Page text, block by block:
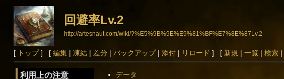
回避率Lv.2
http://artesnaut.com/wiki/?%E5%9B%9E%E9%81%BF%E7%8E%87Lv.2
[ トップ] [ 編集| 凍結| 差分| バックアップ| 添付| リロード ] [ 新規 | 一覧| 検索|
データ
利用上の注意